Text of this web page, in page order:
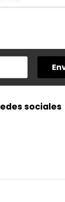
sociales